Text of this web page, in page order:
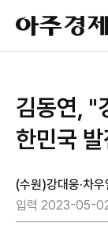
아
주
경
김동연, "
한민국
(수원)강대웅·차
입력 2023-05-